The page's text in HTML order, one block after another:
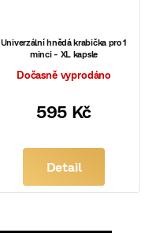
Univerzální hnědá krabička pro 1
minci - XL kapsle
Dočasně vyprodáno
595 Kč
Detail